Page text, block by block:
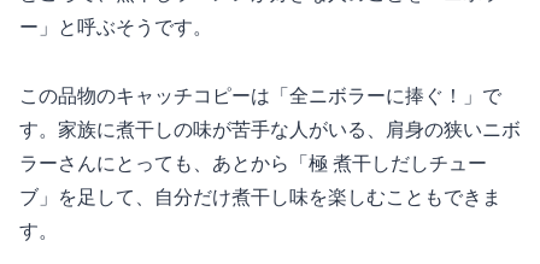
ー」と呼ぶそうです。
この品物のキャッチコピーは「全ニボラーに捧ぐ！」で
す。家族に煮干しの味が苦手な人がいる、肩身の狭いニボ
ラーさんにとっても、あとから「極 煮干しだしチュー
ブ」を足して、自分だけ煮干し味を楽しむこともできま
す。